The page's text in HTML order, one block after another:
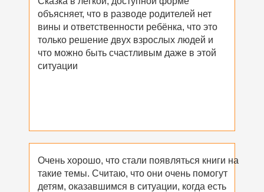
Очень хорошо, что стали появляться книги на
такие темы. Считаю, что они очень помогут
детям, оказавшимся в ситуации, когда есть
объясняет, что в разводе родителей нет
вины и ответственности ребёнка, что это
только решение двух взрослых людей и
что можно быть счастливым даже в этой
ситуации